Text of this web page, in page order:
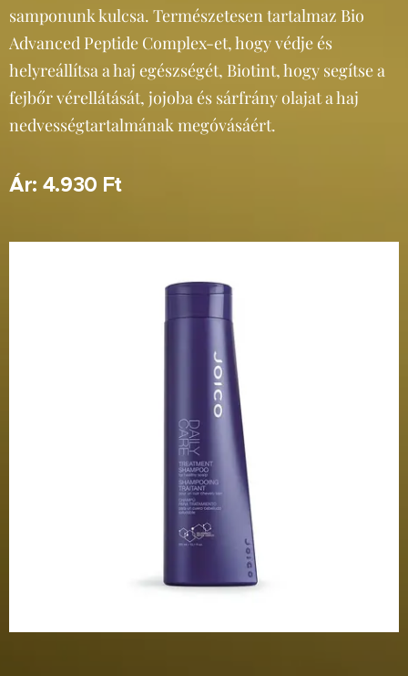
samponunk kulcsa. Természetesen tartalmaz Bio
Advanced Peptide Complex-et, hogy védje és
helyreállítsa a haj egészségét, Biotint, hogy segítse a
fejbőr vérellátását, jojoba és sárfrány olajat a haj
nedvességtartalmának megóvásáért.
Ár: 4.930 Ft